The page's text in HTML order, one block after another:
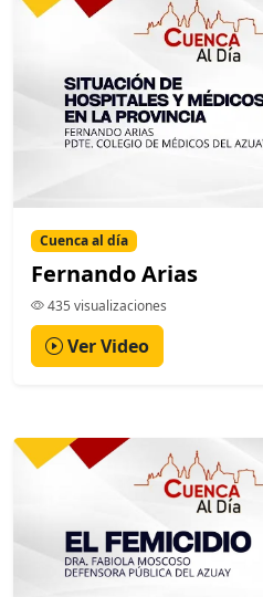
Cuenca al día
Fernando Arias
435 visualizaciones
Ver Video